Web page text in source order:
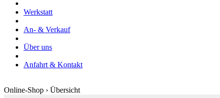
Werkstatt
An- & Verkauf
Über uns
Anfahrt & Kontakt
Online-Shop › Übersicht